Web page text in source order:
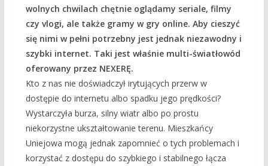
wolnych chwilach chętnie oglądamy seriale, filmy
czy vlogi, ale także gramy w gry online. Aby cieszyć
się nimi w pełni potrzebny jest jednak niezawodny i
szybki internet. Taki jest właśnie multi-światłowód
oferowany przez NEXERĘ.
Kto z nas nie doświadczył irytujących przerw w
dostępie do internetu albo spadku jego prędkości?
Wystarczyła burza, silny wiatr albo po prostu
niekorzystne ukształtowanie terenu. Mieszkańcy
Uniejowa mogą jednak zapomnieć o tych problemach i
korzystać z dostępu do szybkiego i stabilnego łącza